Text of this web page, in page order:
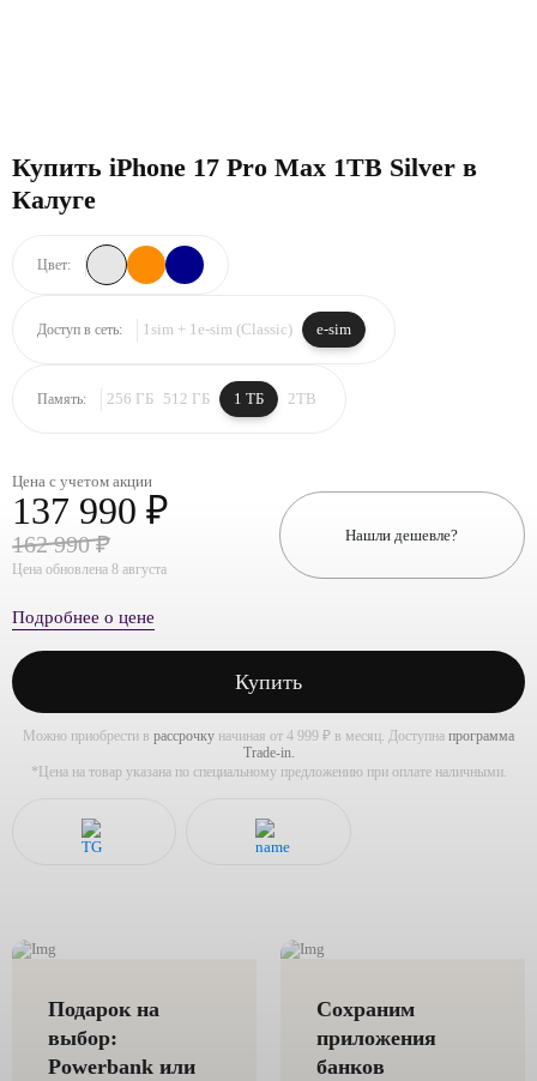
Купить iPhone 17 Pro Max 1TB Silver в
Калуге
Цвет:
Доступ в сеть: 1sim + 1e-sim (Classic) e-sim
Память: 256 ГБ 512 ГБ 1 ТБ 2TB
Цена с учетом акции
137 990 ₽
162 990 ₽
Цена обновлена 8 августа
Нашли дешевле?
Подробнее о цене
Купить
Можно приобрести в рассрочку начиная от 4 999 ₽ в месяц. Доступна программа
Trade-in.
*Цена на товар указана по специальному предложению при оплате наличными.
Подарок на
выбор:
Powerbank или
Сохраним
приложения
банков